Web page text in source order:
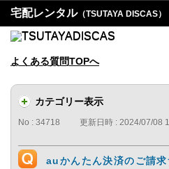
宅配レンタル（TSUTAYA DISCAS）
よくある質問TOPへ
カテゴリー表示
No : 34718 更新日時 : 2024/07/08
auかんたん決済のご請